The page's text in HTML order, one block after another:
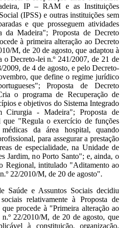
IP – RAM e as Instituições
(IPSS) e outras instituições sem
e que prosseguem atividades
da Madeira"; Proposta de Decreto
à primeira alteração ao Decreto
M, de 20 de agosto, que adaptou à
o Decreto-lei n.º 241/2007, de 21 de
de 4 de agosto, e pelo Decreto-
que define o regime jurídico
Proposta de Decreto
o programa de Recuperação de
e objetivos do Sistema Integrado
Cirurgia - Madeira"; Proposta de
"Regula o exercício de funções
da área hospital, quando
para assegurar a prestação
de especialidade, na Unidade de
Jardim, no Porto Santo"; e, ainda, o
Regional, intitulado "Aditamento ao
22/2010/M, de 20 de agosto".
Saúde e Assuntos Sociais decidiu
relativamente à Proposta de
procede à "Primeira alteração ao
22/2010/M, de 20 de agosto, que
à constituição, organização,